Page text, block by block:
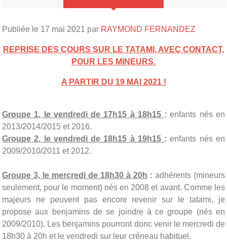
Publiée le 17 mai 2021 par RAYMOND FERNANDEZ
REPRISE DES COURS SUR LE TATAMI, AVEC CONTACT,
POUR LES MINEURS.
A PARTIR DU 19 MAI 2021 !
Groupe 1, le vendredi de 17h15 à 18h15 :enfants nés en
2013/2014/2015 et 2016.
Groupe 2, le vendredi de 18h15 à 19h15 :enfants nés en
2009/2010/2011 et 2012.
Groupe 3, le mercredi de 18h30 à 20h : adhérents (mineurs
seulement, pour le moment) nés en 2008 et avant. Comme les
majeurs ne peuvent pas encore revenir sur le tatami, je
propose aux benjamins de se joindre à ce groupe (nés en
2009/2010). Les benjamins pourront donc venir le mercredi de
18h30 à 20h et le vendredi sur leur créneau habituel.